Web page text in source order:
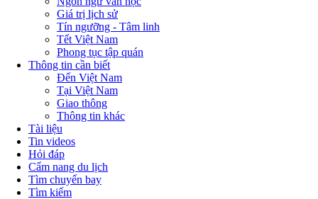
Giá trị lịch sử
Tín ngưỡng - Tâm linh
Tết Việt Nam
Phong tục tập quán
Thông tin cần biết
Đến Việt Nam
Tại Việt Nam
Giao thông
Thông tin khác
Tài liệu
Tin videos
Hỏi đáp
Cẩm nang du lịch
Tìm chuyến bay
Tìm kiếm